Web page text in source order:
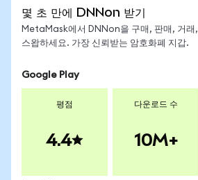
몇 초 만에 DNNon 받기
MetaMask에서 DNNon을 구매, 판매, 거래,
스왑하세요. 가장 신뢰받는 암호화폐 지갑.
Google Play
평점
4.4
다운로드 수
10M+